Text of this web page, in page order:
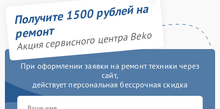
Получите 1500 рублей на
ремонт
Акция сервисного центра Beko
При оформлении заявки на ремонт техники через
сайт,
действует персональная бессрочная скидка